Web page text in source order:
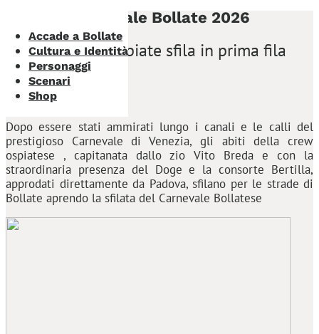
Accade a Bollate
Cultura e Identità
Personaggi
Scenari
Shop
Carnevale Bollate 2026
la crew di Ospiate sfila in prima fila
Dopo essere stati ammirati lungo i canali e le calli del
prestigioso Carnevale di Venezia, gli abiti della crew
ospiatese , capitanata dallo zio Vito Breda e con la
straordinaria presenza del Doge e la consorte Bertilla,
approdati direttamente da Padova, sfilano per le strade di
Bollate aprendo la sfilata del Carnevale Bollatese